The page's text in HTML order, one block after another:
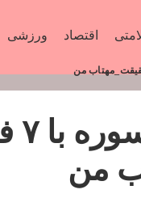
اقتصاد ورزشی
من